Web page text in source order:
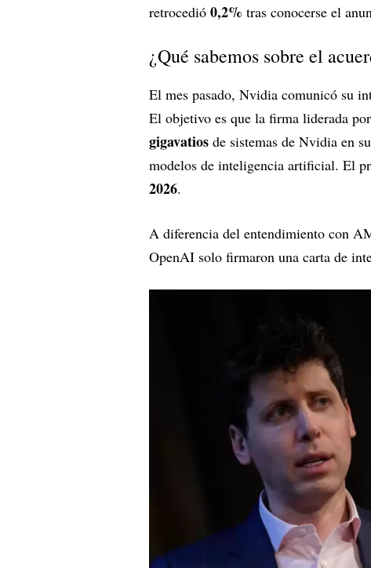
retrocedió 0,2% tras conocerse el
¿Qué sabemos sobre el
El mes pasado, Nvidia comunicó su
El objetivo es que la firma liderada por
gigavatios de sistemas de Nvidia en
modelos de inteligencia artificial. El
2026.
A diferencia del entendimiento con
OpenAI solo firmaron una carta de